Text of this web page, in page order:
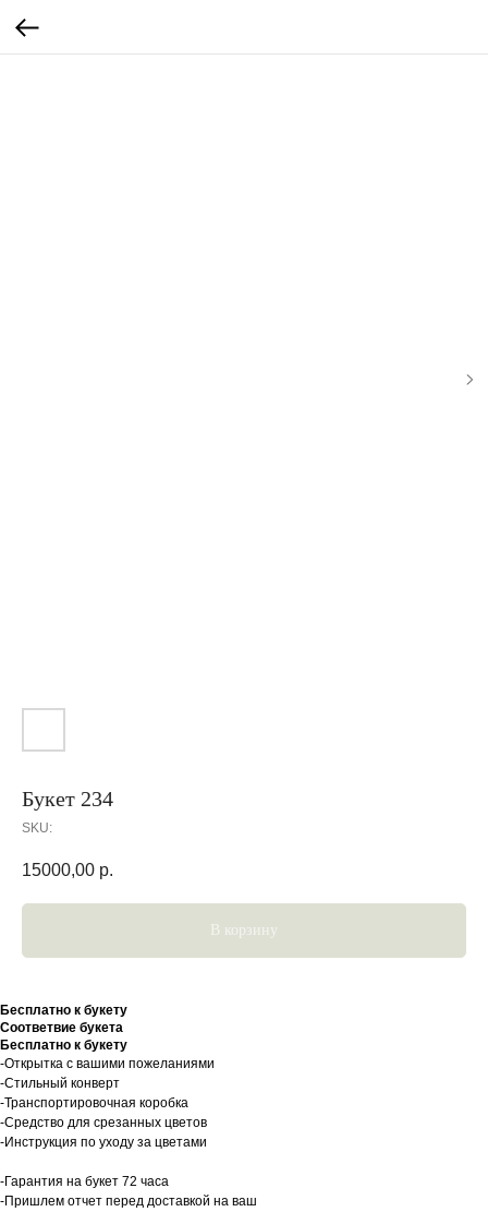
Букет 234
SKU:
15000,00 р.
В корзину
Бесплатно к букету
Соответвие букета
Бесплатно к букету
-Открытка с вашими пожеланиями
-Стильный конверт
-Транспортировочная коробка
-Средство для срезанных цветов
-Инструкция по уходу за цветами
-Гарантия на букет 72 часа
-Пришлем отчет перед доставкой на ваш